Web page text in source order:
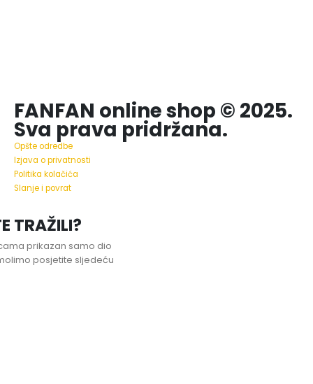
FANFAN online shop © 2025.
Sva prava pridržana.
Opšte odredbe
Izjava o privatnosti
Politika kolačića
Slanje i povrat
TRAŽILI?
prikazan samo dio
posjetite sljedeću